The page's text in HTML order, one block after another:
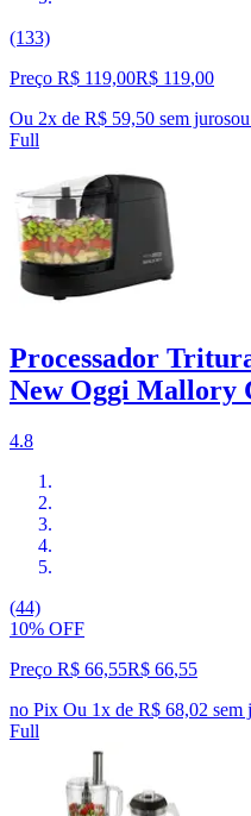
(133)
Preço R$ 119,00R$ 119,00
Ou 2x de R$ 59,50 sem jurosou
Full
Processador
New Oggi Mallory
4.8
(44)
10% OFF
Preço R$ 66,55R$ 66,55
no Pix Ou 1x de R$ 68,02 sem
Full